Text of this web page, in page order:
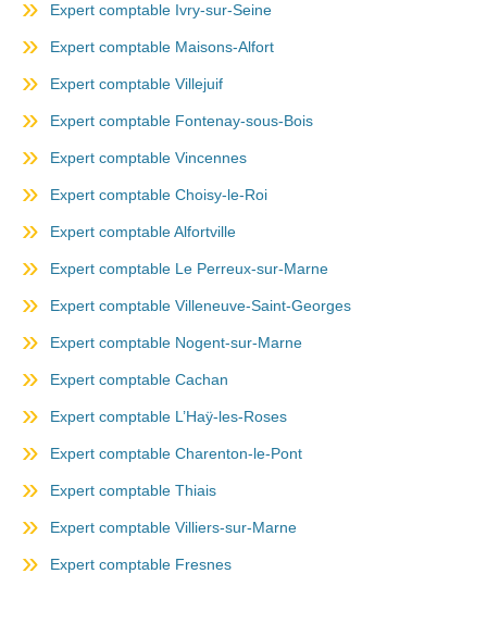
Expert comptable Ivry-sur-Seine
Expert comptable Maisons-Alfort
Expert comptable Villejuif
Expert comptable Fontenay-sous-Bois
Expert comptable Vincennes
Expert comptable Choisy-le-Roi
Expert comptable Alfortville
Expert comptable Le Perreux-sur-Marne
Expert comptable Villeneuve-Saint-Georges
Expert comptable Nogent-sur-Marne
Expert comptable Cachan
Expert comptable L’Haÿ-les-Roses
Expert comptable Charenton-le-Pont
Expert comptable Thiais
Expert comptable Villiers-sur-Marne
Expert comptable Fresnes